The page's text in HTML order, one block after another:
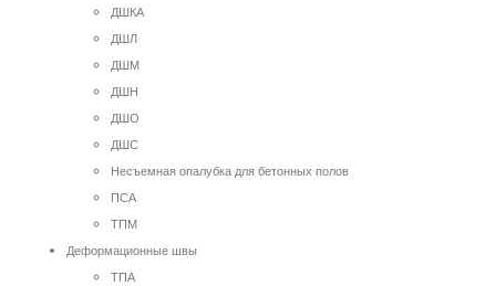
ДШКА
ДШЛ
ДШМ
ДШН
ДШО
ДШС
Несъемная опалубка для бетонных полов
ПСА
ТПМ
Деформационные швы
ТПА